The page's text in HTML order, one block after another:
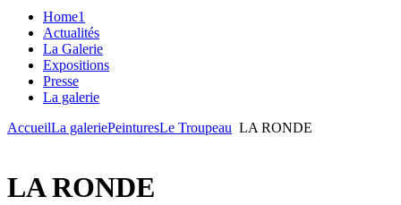
Home1
Actualités
La Galerie
Expositions
Presse
La galerie
AccueilLa galeriePeinturesLe Troupeau LA RONDE
LA RONDE